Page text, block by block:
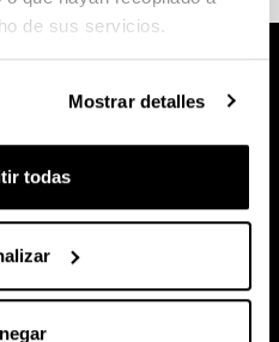
de sus servicios.
Mostrar detalles
todas